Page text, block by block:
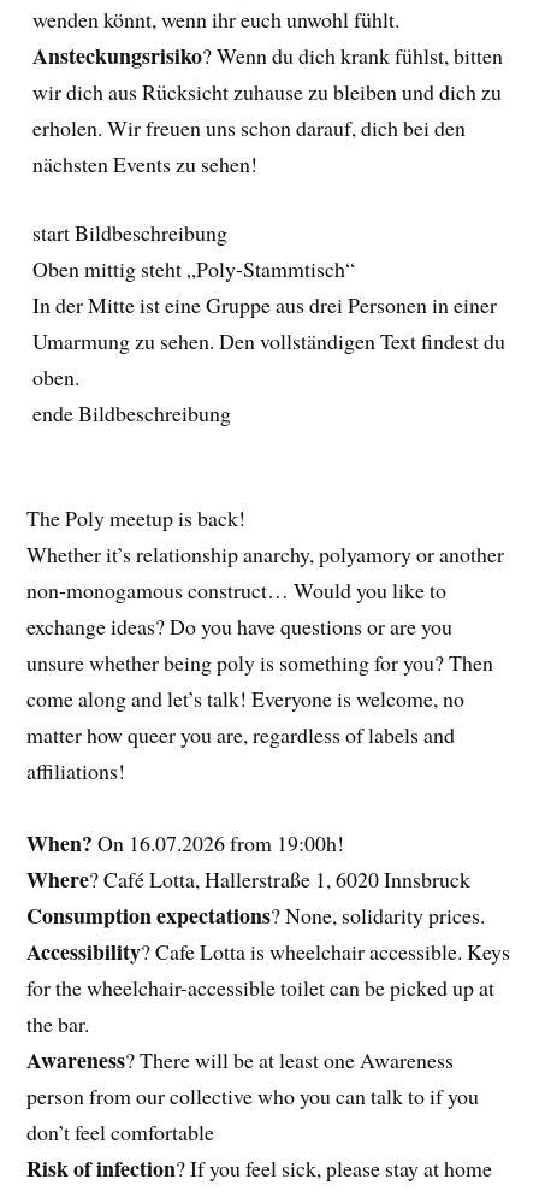
wenden könnt, wenn ihr euch unwohl fühlt.
Ansteckungsrisiko? Wenn du dich krank fühlst, bitten
wir dich aus Rücksicht zuhause zu bleiben und dich zu
erholen. Wir freuen uns schon darauf, dich bei den
nächsten Events zu sehen!
start Bildbeschreibung
Oben mittig steht „Poly-Stammtisch“
In der Mitte ist eine Gruppe aus drei Personen in einer
Umarmung zu sehen. Den vollständigen Text findest du
oben.
ende Bildbeschreibung
The Poly meetup is back!
Whether it’s relationship anarchy, polyamory or another
non-monogamous construct… Would you like to
exchange ideas? Do you have questions or are you
unsure whether being poly is something for you? Then
come along and let’s talk! Everyone is welcome, no
matter how queer you are, regardless of labels and
affiliations!
When? On 16.07.2026 from 19:00h!
Where? Café Lotta, Hallerstraße 1, 6020 Innsbruck
Consumption expectations? None, solidarity prices.
Accessibility? Cafe Lotta is wheelchair accessible. Keys
for the wheelchair-accessible toilet can be picked up at
the bar.
Awareness? There will be at least one Awareness
person from our collective who you can talk to if you
don’t feel comfortable
Risk of infection? If you feel sick, please stay at home